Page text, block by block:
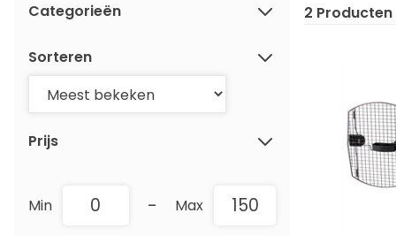
Categorieën
Sorteren
Prijs
Min - Max
2 Producten